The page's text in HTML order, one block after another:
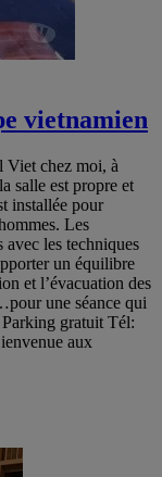
vietnamien
Viet chez moi, à
salle est propre et
installée pour
Les
avec les techniques
un équilibre
et l’évacuation des
une séance qui
gratuit Tél:
aux